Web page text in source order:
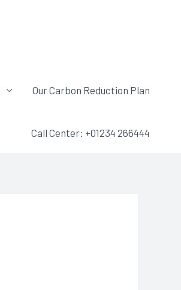
Our Carbon Reduction Plan
Call Center: +01234 266444